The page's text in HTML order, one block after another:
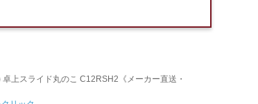
上スライド丸のこ C12RSH2《メーカー直送・